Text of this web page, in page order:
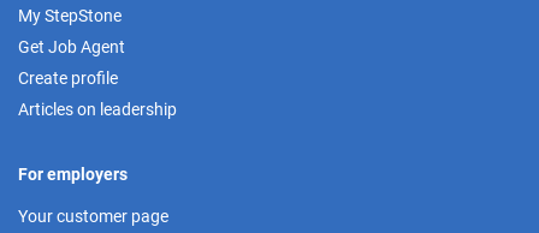
My StepStone
Get Job Agent
Create profile
Articles on leadership
For employers
Your customer page